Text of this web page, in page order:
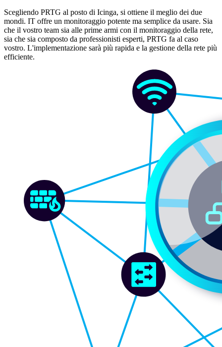
Scegliendo PRTG al posto di Icinga, si ottiene il meglio dei due
mondi. IT offre un monitoraggio potente ma semplice da usare. Sia
che il vostro team sia alle prime armi con il monitoraggio della rete,
sia che sia composto da professionisti esperti, PRTG fa al caso
vostro. L'implementazione sarà più rapida e la gestione della rete più
efficiente.